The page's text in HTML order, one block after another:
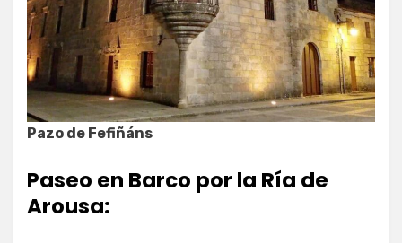
Pazo de Fefiñáns
Paseo en Barco por la Ría de
Arousa: